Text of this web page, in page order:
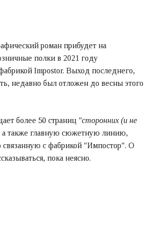
роман прибудет на
полки в 2021 году
Impostor. Выход последнего,
недавно был отложен до весны этого
более 50 страниц "сторонних (и не
а также главную сюжетную линию,
связанную с фабрикой "Импостор". О
пока неясно.